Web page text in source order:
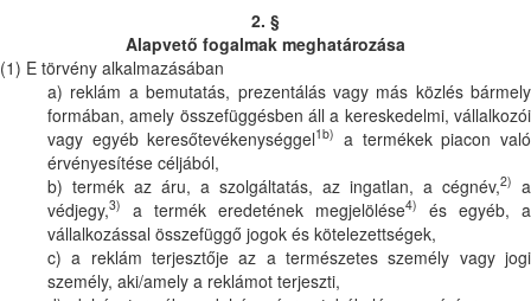
2. §
Alapvető fogalmak meghatározása
(1) E törvény alkalmazásában
a) reklám a bemutatás, prezentálás vagy más közlés bármely
formában, amely összefüggésben áll a kereskedelmi, vállalkozói
vagy egyéb keresőtevékenységgel1b) a termékek piacon való
érvényesítése céljából,
b) termék az áru, a szolgáltatás, az ingatlan, a cégnév,2) a
védjegy,3) a termék eredetének megjelölése4)
és egyéb, a
vállalkozással összefüggő jogok és kötelezettségek,
c) a reklám terjesztője az a természetes személy vagy jogi
személy, aki/amely a reklámot terjeszti,